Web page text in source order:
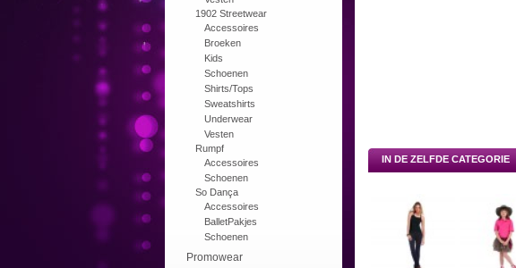
1902 Streetwear
Accessoires
Broeken
Kids
Schoenen
Shirts/Tops
Sweatshirts
Underwear
Vesten
Rumpf
Accessoires
Schoenen
So Dança
Accessoires
BalletPakjes
Schoenen
Promowear
IN DE ZELFDE CATEGORIE